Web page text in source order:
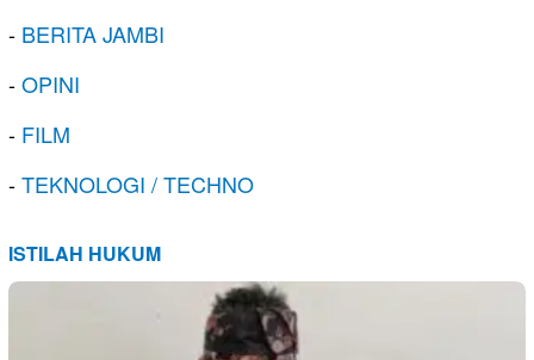
- BERITA JAMBI
-OPINI
- FILM
-TEKNOLOGI / TECHNO
ISTILAH HUKUM